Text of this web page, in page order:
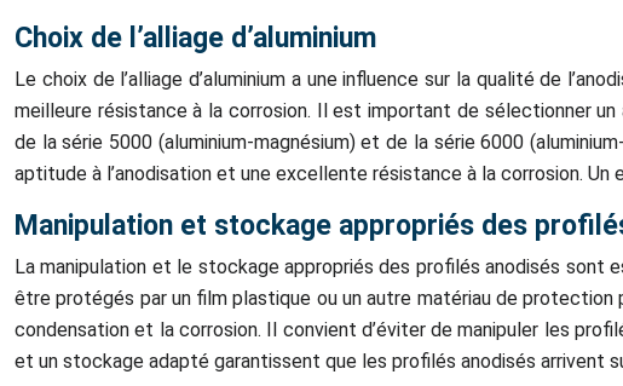
Choix de l’alliage d’aluminium
Le choix de l’alliage d’aluminium a une influence sur la qualité de
meilleure résistance à la corrosion. Il est important de sélectionner
de la série 5000 (aluminium-magnésium) et de la série 6000
aptitude à l’anodisation et une excellente résistance à la corrosion.
Manipulation et stockage appropriés des
La manipulation et le stockage appropriés des profilés anodisés
être protégés par un film plastique ou un autre matériau de
condensation et la corrosion. Il convient d’éviter de manipuler les
et un stockage adapté garantissent que les profilés anodisés arrivent